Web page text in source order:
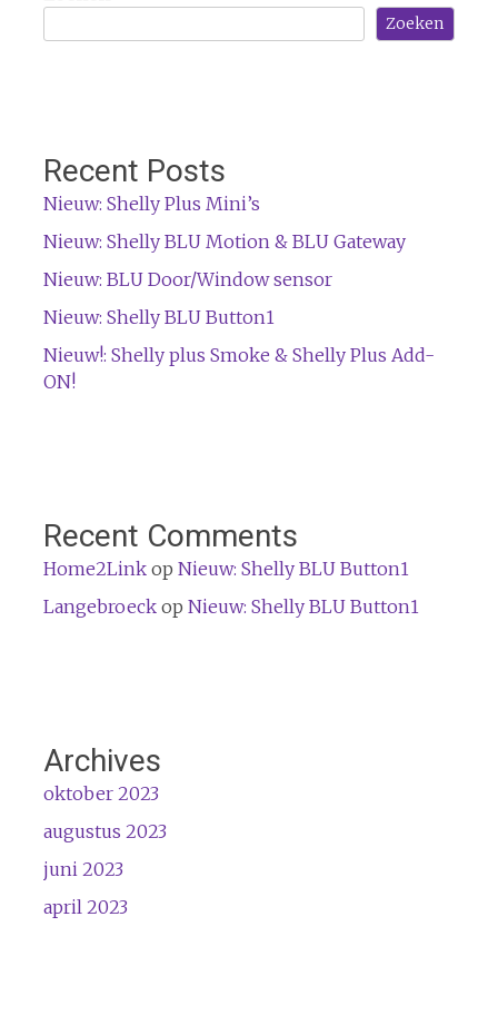
Zoeken
Recent Posts
Nieuw: Shelly Plus Mini’s
Nieuw: Shelly BLU Motion & BLU Gateway
Nieuw: BLU Door/Window sensor
Nieuw: Shelly BLU Button1
Nieuw!: Shelly plus Smoke & Shelly Plus Add-
ON!
Recent Comments
Home2Linkop Nieuw: Shelly BLU Button1
Langebroeckop Nieuw: Shelly BLU Button1
Archives
oktober 2023
augustus 2023
juni 2023
april 2023